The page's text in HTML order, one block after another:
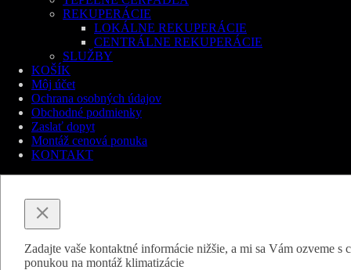
REKUPERÁCIE
LOKÁLNE REKUPERÁCIE
CENTRÁLNE REKUPERÁCIE
SLUŽBY
KOŠÍK
Môj účet
Ochrana osobných údajov
Obchodné podmienky
Zaslať dopyt
Montáž cenová ponuka
KONTAKT
Zadajte vaše kontaktné informácie nižšie, a mi sa Vám ozveme s
ponukou na montáž klimatizácie